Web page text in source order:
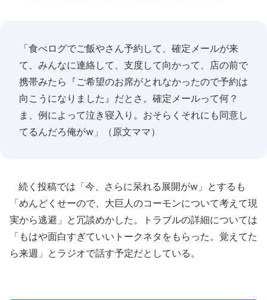
「食べログでご飯やさん予約して、確定メールが来
て、みんなに連絡して、支度して向かって、店の前で
携帯みたら『ご希望のお席がとれなかったので予約は
向こうになりました』だとさ。確定メールって何？
ま、例によって泣き寝入り。おそらくそれにも同意し
てるんだろ俺がw」（原文ママ）
続く投稿では「今、さらに呆れる展開がw」とするも
「めんどくせーので、大巨人のコーモンについて考えて現
実から逃避」と冗談めかした。トラブルの詳細については
「もはや面白すぎていいトークネタをもらった。覚えてた
ら来週」とラジオで話す予定だとしている。